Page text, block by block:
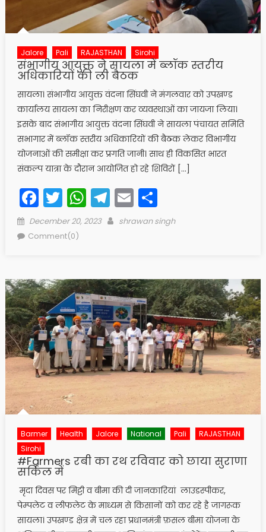
Jalore Pali RAJASTHAN Sirohi
संभागीय आयुक्त ने सायला में ब्लॉक स्तरीय
अधिकारियों की ली बैठक
सायला। संभागीय आयुक्त वंदना सिंघवी ने मंगलवार को उपखण्ड
कार्यालय सायला का निरीक्षण कर व्यवस्थाओं का जायजा लिया।
इसके बाद संभागीय आयुक्त वंदना सिंघवी ने सायला पंचायत समिति
सभागार में ब्लॉक स्तरीय अधिकारियों की बैठक लेकर विभागीय
योजनाओं की समीक्षा कर प्रगति जानी। साथ ही विकसित भारत
संकल्प यात्रा के दौरान आयोजित हो रहे शिविरों […]
Facebook
Twitter
WhatsApp
Telegram
EmailShare
Posted
on
December 20, 2023 Author
shrawan singh
Comment(0)
Barmer Health Jalore National Pali
RAJASTHAN
Sirohi
#Farmers रबी का रथ रविवार को छाया सुराणा
सर्किल में
मृदा दिवस पर मिट्टी व बीमा की दी जानकारियां लाउडस्पीकर,
पेम्पलेट व लीफलेट के माध्यम से किसानों को कर रहे है जागरूक
सायला। उपखण्ड क्षेत्र में चल रहा प्रधानमंत्री फ़सल बीमा योजना के